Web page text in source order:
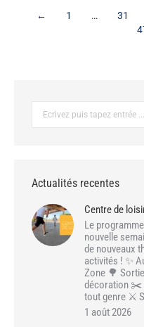
← 1 … 31
Actualités recentes
Centre de
Le
nouvelle
de nouveaux
activités ! ✨
Zone 🌳
décoration ✂️
tout genre ⚔️
1 août 2026